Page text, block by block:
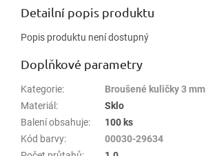
Detailní popis produktu
Popis produktu není dostupný
Doplňkové parametry
Kategorie:
Broušené kuličky 3 mm
Materiál :
Sklo
Balení obsahuje:
100 ks
Kód barvy:
00030-29634